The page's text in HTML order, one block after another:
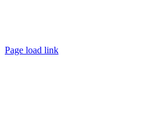
Page load link